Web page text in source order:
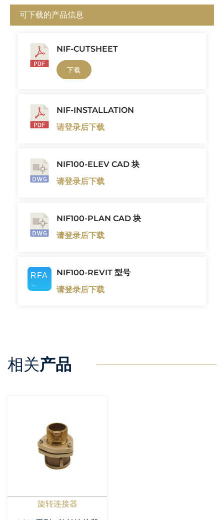
可下载的产品信息
NIF-CUTSHEET
下载
NIF-INSTALLATION
请登录后下载
NIF100-ELEV CAD 块
请登录后下载
NIF100-PLAN CAD 块
请登录后下载
NIF100-REVIT 型号
请登录后下载
相关产品
旋转连接器